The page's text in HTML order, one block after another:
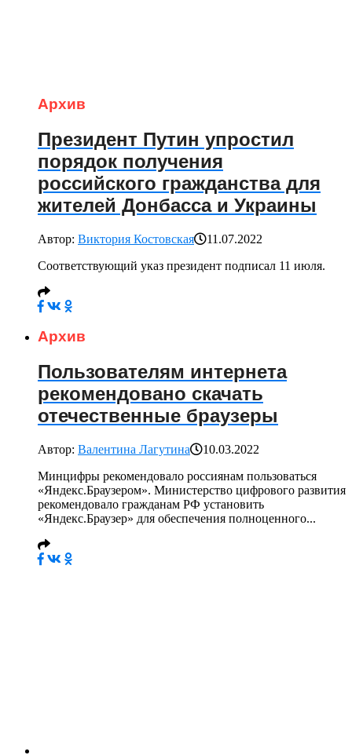
Архив
Президент Путин упростил
порядок получения
российского гражданства для
жителей Донбасса и Украины
Автор: Виктория Костовская
11.07.2022
Соответствующий указ президент подписал 11 июля.
Архив
Пользователям интернета
рекомендовано скачать
отечественные браузеры
Автор: Валентина Лагутина
10.03.2022
Минцифры рекомендовало россиянам пользоваться
«Яндекс.Браузером». Министерство цифрового развития
рекомендовало гражданам РФ установить
«Яндекс.Браузер» для обеспечения полноценного...